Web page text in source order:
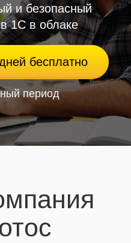
и безопасный
1С в облаке
бесплатно
период